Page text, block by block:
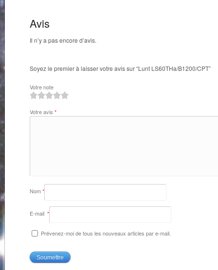
Avis
Il n’y a pas encore d’avis.
Soyez le premier à laisser votre avis sur “Lunt LS60THa/B1200/CPT”
Votre note
Votre avis *
Nom*
E-mail *
Prévenez-moi de tous les nouveaux articles par e-mail.